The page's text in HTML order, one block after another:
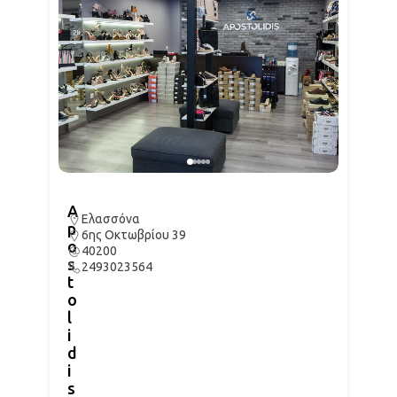
A
p
o
s
t
o
l
i
d
i
s
Ελασσόνα
6ης Οκτωβρίου 39
40200
2493023564